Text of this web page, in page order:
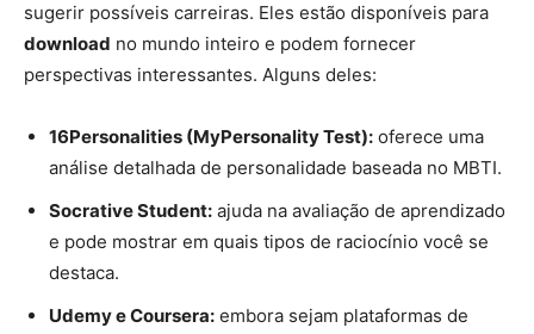
sugerir possíveis carreiras. Eles estão disponíveis para
download no mundo inteiro e podem fornecer
perspectivas interessantes. Alguns deles:
16Personalities (MyPersonality Test): oferece uma
análise detalhada de personalidade baseada no MBTI.
Socrative Student: ajuda na avaliação de aprendizado
e pode mostrar em quais tipos de raciocínio você se
destaca.
Udemy e Coursera: embora sejam plataformas de